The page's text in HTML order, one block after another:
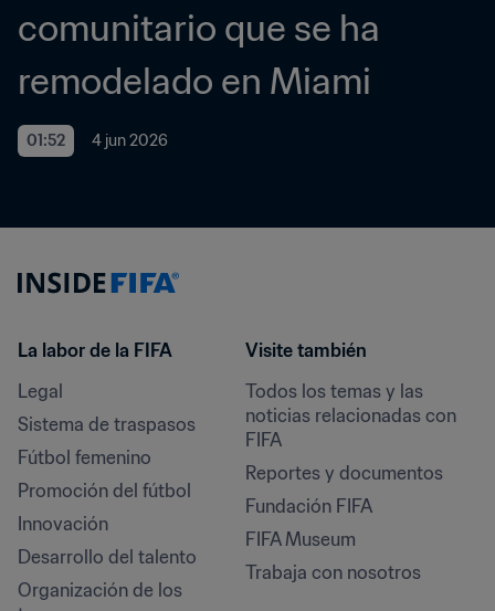
comunitario que se ha
remodelado en Miami
01:52 4 jun 2026
La labor de la FIFA
Legal
Sistema de traspasos
Fútbol femenino
Promoción del fútbol
Innovación
Desarrollo del talento
Organización de los
Visite también
Todos los temas y las
noticias relacionadas con
FIFA
Reportes y documentos
Fundación FIFA
FIFA Museum
Trabaja con nosotros